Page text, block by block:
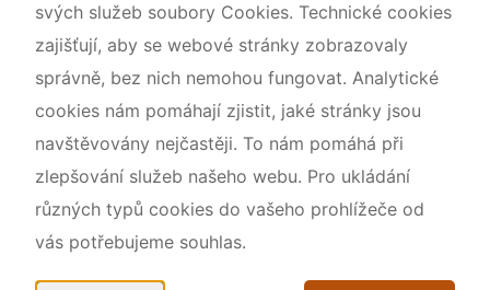
svých služeb soubory Cookies. Technické cookies
zajišťují, aby se webové stránky zobrazovaly
správně, bez nich nemohou fungovat. Analytické
cookies nám pomáhají zjistit, jaké stránky jsou
navštěvovány nejčastěji. To nám pomáhá při
zlepšování služeb našeho webu. Pro ukládání
různých typů cookies do vašeho prohlížeče od
vás potřebujeme souhlas.